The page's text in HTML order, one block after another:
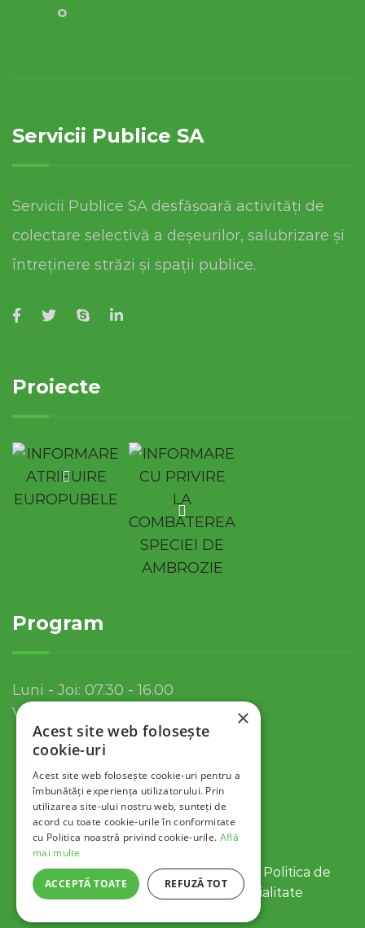
o
Servicii Publice SA
Servicii Publice SA desfășoară activități de
colectare selectivă a deșeurilor, salubrizare și
întreținere străzi și spații publice.
Proiecte
Program
Luni - Joi: 07.30 - 16.00
Vineri: 07.30 - 13.30
© 2022 Servicii Publice SA Tulcea |
Politica de
Politica de Confidentialitate
×
Acest site web folosește
cookie-uri
Acest site web folosește cookie-uri pentru a
îmbunătăți experiența utilizatorului. Prin
utilizarea site-ului nostru web, sunteți de
acord cu toate cookie-urile în conformitate
cu Politica noastră privind cookie-urile. Află
mai multe
ACCEPTĂ TOATE REFUZĂ TOT